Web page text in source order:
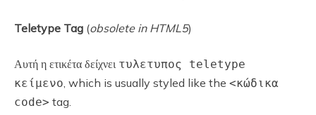
Teletype Tag (obsolete in HTML5)
Αυτή η ετικέτα δείχνει τυλετυπος teletype
κείμενο , which is usually styled like the <κώδικα
code> tag.